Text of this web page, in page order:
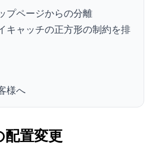
プページからの分離
キャッチの正方形の制約を排
様へ
配置変更